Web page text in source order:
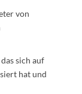
von
sich auf
hat und